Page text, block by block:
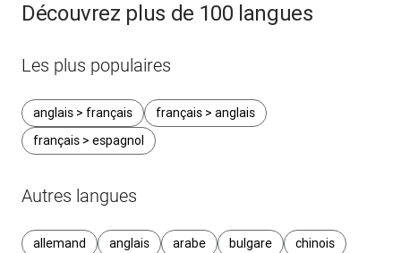
Découvrez plus de 100 langues
Les plus populaires
anglais > français
français > anglais
français > espagnol
Autres langues
allemand anglais arabe bulgare
chinois